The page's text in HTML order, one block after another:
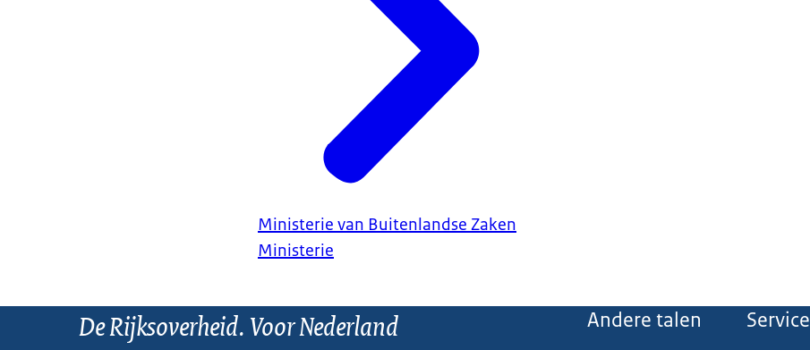
Ministerie van Buitenlandse Zaken
Ministerie
De Rijksoverheid. Voor Nederland Andere talen Service